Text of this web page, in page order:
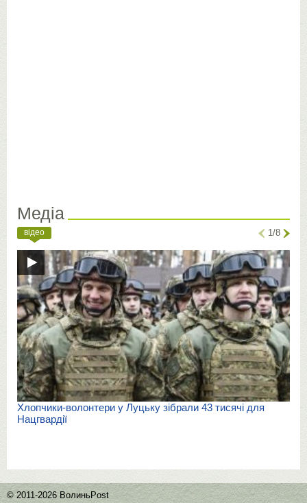
Медіа
відео 1/8
Хлопчики-волонтери у Луцьку зібрали 43 тисячі для
Нацгвардії
© 2011-2026 ВолиньPost